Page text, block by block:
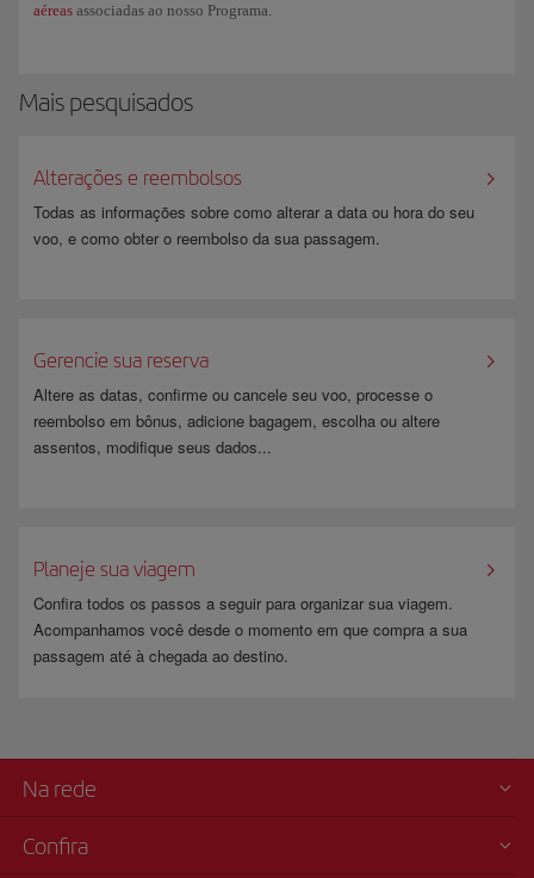
aéreas associadas ao nosso Programa.
Mais pesquisados
Alterações e reembolsos
Todas as informações sobre como alterar a data ou hora do seu
voo, e como obter o reembolso da sua passagem.
Gerencie sua reserva
Altere as datas, confirme ou cancele seu voo, processe o
reembolso em bônus, adicione bagagem, escolha ou altere
assentos, modifique seus dados...
Planeje sua viagem
Confira todos os passos a seguir para organizar sua viagem.
Acompanhamos você desde o momento em que compra a sua
passagem até à chegada ao destino.
Na rede
Confira